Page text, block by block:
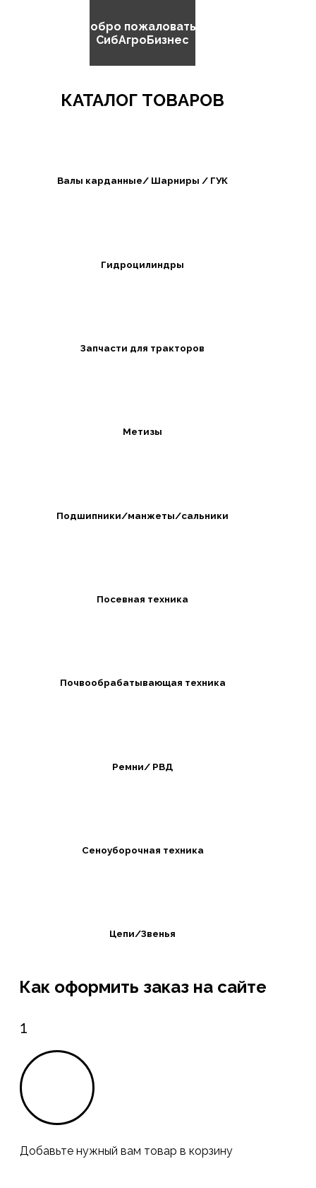
Добро пожаловать в
СибАгроБизнес
КАТАЛОГ ТОВАРОВ
Валы карданные/ Шарниры / ГУК
Гидроцилиндры
Запчасти для тракторов
Метизы
Подшипники/манжеты/сальники
Посевная техника
Почвообрабатывающая техника
Ремни/ РВД
Сеноуборочная техника
Цепи/Звенья
Как оформить заказ на сайте
1
Добавьте нужный вам товар в корзину